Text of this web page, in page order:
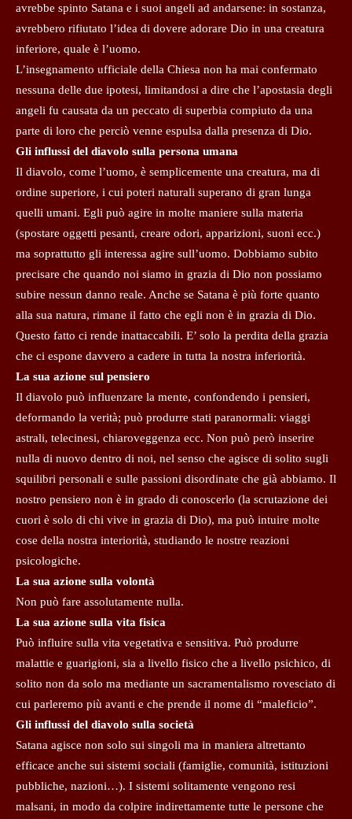
avrebbe spinto Satana e i suoi angeli ad andarsene: in sostanza,
avrebbero rifiutato l’idea di dovere adorare Dio in una creatura
inferiore, quale è l’uomo.
L’insegnamento ufficiale della Chiesa non ha mai confermato
nessuna delle due ipotesi, limitandosi a dire che l’apostasia degli
angeli fu causata da un peccato di superbia compiuto da una
parte di loro che perciò venne espulsa dalla presenza di Dio.
Gli influssi del diavolo sulla persona umana
Il diavolo, come l’uomo, è semplicemente una creatura, ma di
ordine superiore, i cui poteri naturali superano di gran lunga
quelli umani. Egli può agire in molte maniere sulla materia
(spostare oggetti pesanti, creare odori, apparizioni, suoni ecc.)
ma soprattutto gli interessa agire sull’uomo. Dobbiamo subito
precisare che quando noi siamo in grazia di Dio non possiamo
subire nessun danno reale. Anche se Satana è più forte quanto
alla sua natura, rimane il fatto che egli non è in grazia di Dio.
Questo fatto ci rende inattaccabili. E’ solo la perdita della grazia
che ci espone davvero a cadere in tutta la nostra inferiorità.
La sua azione sul pensiero
Il diavolo può influenzare la mente, confondendo i pensieri,
deformando la verità; può produrre stati paranormali: viaggi
astrali, telecinesi, chiaroveggenza ecc. Non può però inserire
nulla di nuovo dentro di noi, nel senso che agisce di solito sugli
squilibri personali e sulle passioni disordinate che già abbiamo. Il
nostro pensiero non è in grado di conoscerlo (la scrutazione dei
cuori è solo di chi vive in grazia di Dio), ma può intuire molte
cose della nostra interiorità, studiando le nostre reazioni
psicologiche.
La sua azione sulla volontà
Non può fare assolutamente nulla.
La sua azione sulla vita fisica
Può influire sulla vita vegetativa e sensitiva. Può produrre
malattie e guarigioni, sia a livello fisico che a livello psichico, di
solito non da solo ma mediante un sacramentalismo rovesciato di
cui parleremo più avanti e che prende il nome di “maleficio”.
Gli influssi del diavolo sulla società
Satana agisce non solo sui singoli ma in maniera altrettanto
efficace anche sui sistemi sociali (famiglie, comunità, istituzioni
pubbliche, nazioni…). I sistemi solitamente vengono resi
malsani, in modo da colpire indirettamente tutte le persone che